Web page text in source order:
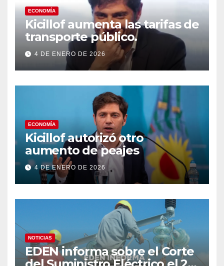
ECONOMÍA
Kicillof aumenta las tarifas de
transporte público.
4 DE ENERO DE 2026
ECONOMÍA
Kicillof autorizó otro
aumento de peajes
4 DE ENERO DE 2026
NOTICIAS
EDEN informa sobre el Corte